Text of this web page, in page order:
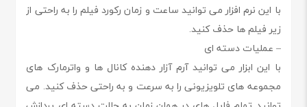
با این نرم افزار می توانید ساعت و زمان رکورد فیلم را به راحتی از
زیر فیلم ها حذف کنید.
– عملیات دسته ای
با این ابزار می توانید آرم آزار دهنده کانال ها و واترمارک های
مجموعه های تلویزیونی را به سرعت و به راحتی حذف کنید. می